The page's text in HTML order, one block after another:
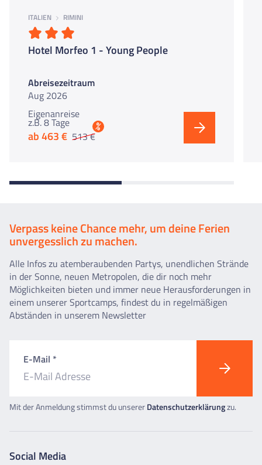
ITALIEN RIMINI
Hotel Morfeo 1 - Young People
Abreisezeitraum
Aug 2026
Eigenanreise
z.B. 8 Tage
ab 463 € 513 €
%
Verpass keine Chance mehr, um deine Ferien
unvergesslich zu machen.
Alle Infos zu atemberaubenden Partys, unendlichen Strände
in der Sonne, neuen Metropolen, die dir noch mehr
Möglichkeiten bieten und immer neue Herausforderungen in
einem unserer Sportcamps, findest du in regelmäßigen
Abständen in unserem Newsletter
E-Mail *
Mit der Anmeldung stimmst du unsererDatenschutzerklärungzu.
Social Media